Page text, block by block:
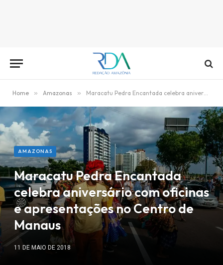
Home » Amazonas » Maracatu Pedra Encantada celebra aniversário com oficinas e apresentações no Centro de Manaus
AMAZONAS
Maracatu Pedra Encantada
celebra aniversário com oficinas
e apresentações no Centro de
Manaus
11 DE MAIO DE 2018